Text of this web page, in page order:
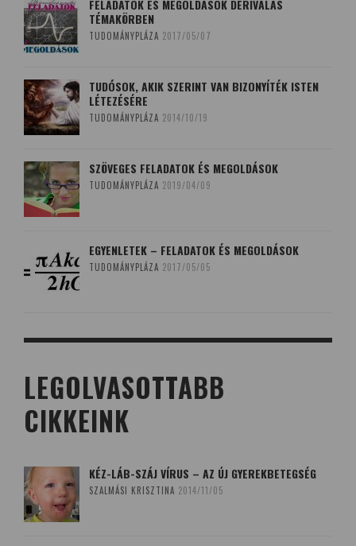
FELADATOK ÉS MEGOLDÁSOK DERIVÁLÁS
TÉMAKÖRBEN
TUDOMÁNYPLÁZA 2017/05/07
TUDÓSOK, AKIK SZERINT VAN BIZONYÍTÉK ISTEN
LÉTEZÉSÉRE
TUDOMÁNYPLÁZA 2014/10/19
SZÖVEGES FELADATOK ÉS MEGOLDÁSOK
TUDOMÁNYPLÁZA 2019/04/09
EGYENLETEK – FELADATOK ÉS MEGOLDÁSOK
TUDOMÁNYPLÁZA 2017/05/05
LEGOLVASOTTABB
CIKKEINK
KÉZ-LÁB-SZÁJ VÍRUS – AZ ÚJ GYEREKBETEGSÉG
SZALMÁSI KRISZTINA 2014/11/05